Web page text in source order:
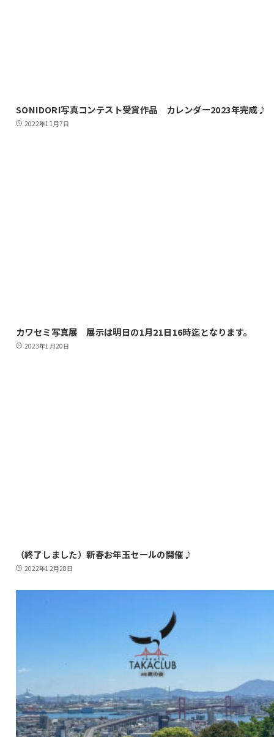
SONIDORI写真コンテスト受賞作品 カレンダー2023年完成♪
2022年11月7日
カワセミ写真展 展示は明日の1月21日16時迄となります。
2023年1月20日
（終了しました）新春お年玉セールの開催♪
2022年12月28日